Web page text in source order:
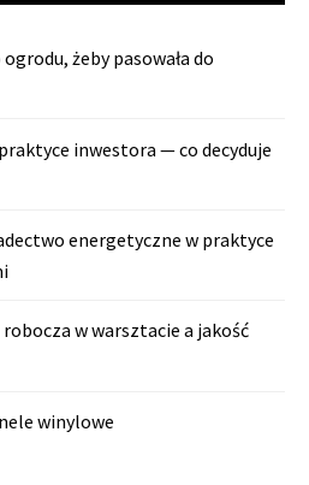
żeby pasowała do
inwestora — co decyduje
energetyczne w praktyce
w warsztacie a jakość
winylowe